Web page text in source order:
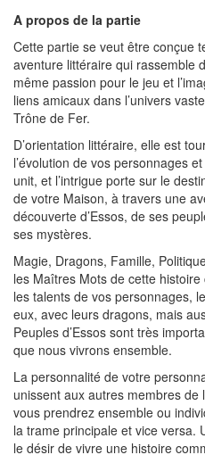
A propos de la partie
Cette partie se veut être conçue
aventure littéraire qui rassemble
même passion pour le jeu et
liens amicaux dans l’univers
Trône de Fer.
D’orientation littéraire, elle est
l’évolution de vos personnages
unit, et l’intrigue porte sur le
de votre Maison, à travers une
découverte d’Essos, de ses
ses mystères.
Magie, Dragons, Famille,
les Maîtres Mots de cette
les talents de vos personnages,
eux, avec leurs dragons, mais
Peuples d’Essos sont très
que nous vivrons ensemble.
La personnalité de votre
unissent aux autres membres
vous prendrez ensemble ou
la trame principale et vice versa.
le désir de vivre une histoire